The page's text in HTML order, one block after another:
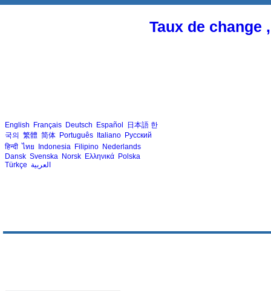
Taux de change
English Français Deutsch Español 日本語 한
국의 繁體 简体 Português Italiano Русский
हिन्दी ไทย Indonesia Filipino Nederlands
Dansk Svenska Norsk Ελληνικά Polska
Türkçe العربية